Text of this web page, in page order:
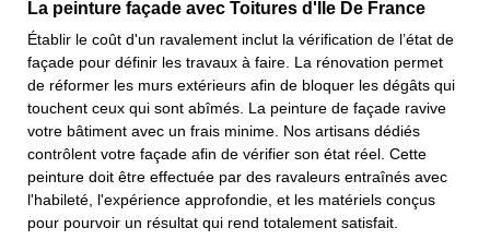
La peinture façade avec Toitures d'Ile De France
Établir le coût d'un ravalement inclut la vérification de l’état de
façade pour définir les travaux à faire. La rénovation permet
de réformer les murs extérieurs afin de bloquer les dégâts qui
touchent ceux qui sont abîmés. La peinture de façade ravive
votre bâtiment avec un frais minime. Nos artisans dédiés
contrôlent votre façade afin de vérifier son état réel. Cette
peinture doit être effectuée par des ravaleurs entraînés avec
l'habileté, l'expérience approfondie, et les matériels conçus
pour pourvoir un résultat qui rend totalement satisfait.